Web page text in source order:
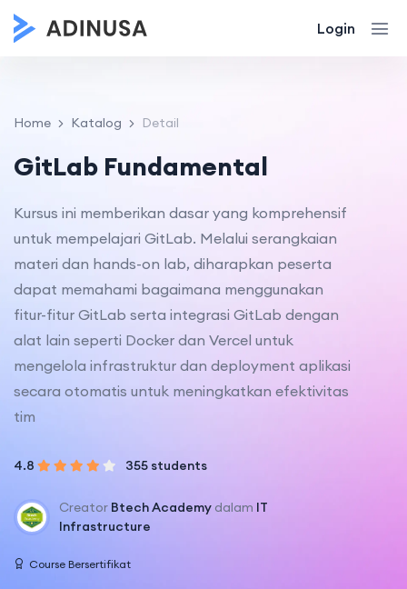
Login
Home Katalog Detail
GitLab Fundamental
Kursus ini memberikan dasar yang komprehensif
untuk mempelajari GitLab. Melalui serangkaian
materi dan hands-on lab, diharapkan peserta
dapat memahami bagaimana menggunakan
fitur-fitur GitLab serta integrasi GitLab dengan
alat lain seperti Docker dan Vercel untuk
mengelola infrastruktur dan deployment aplikasi
secara otomatis untuk meningkatkan efektivitas
tim
4.8 355 students
Creator Btech Academy dalam IT
Infrastructure
Course Bersertifikat